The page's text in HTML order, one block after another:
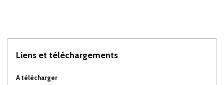
Liens et téléchargements
A télécharger